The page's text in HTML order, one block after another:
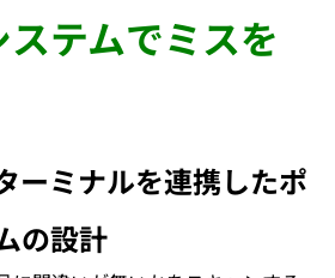
テムでミスを
ーミナルを連携したポ
の設計